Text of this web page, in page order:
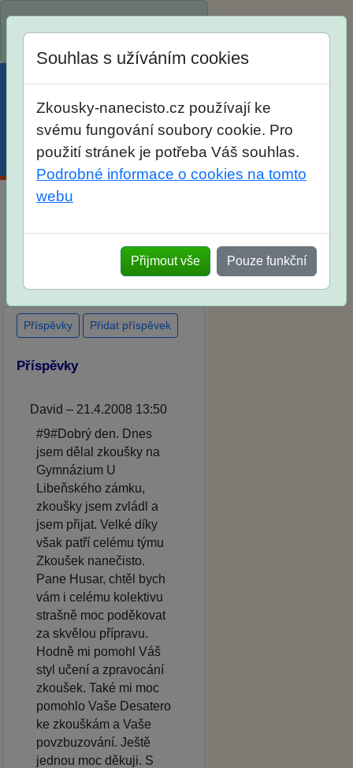
Menu Účet Košík
po skutečných přijímacích
zkouškách
Souhlas s užíváním cookies
Zkousky-nanecisto.cz používají ke
svému fungování soubory cookie. Pro
použití stránek je potřeba Váš souhlas.
Podrobné informace o cookies na tomto
webu
Přijmout vše Pouze funkční
Příspěvky Přidat příspěvek
Příspěvky
David – 21.4.2008 13:50
#9#Dobrý den. Dnes
jsem dělal zkoušky na
Gymnázium U
Libeňského zámku,
zkoušky jsem zvládl a
jsem přijat. Velké díky
však patří celému týmu
Zkoušek nanečisto.
Pane Husar, chtěl bych
vám i celému kolektivu
strašně moc poděkovat
za skvělou přípravu.
Hodně mi pomohl Váš
styl učení a zpravocání
zkoušek. Také mi moc
pomohlo Vaše Desatero
ke zkouškám a Vaše
povzbuzování. Ještě
jednou moc děkuji. S